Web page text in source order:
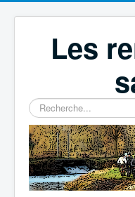
Les
Rechercher